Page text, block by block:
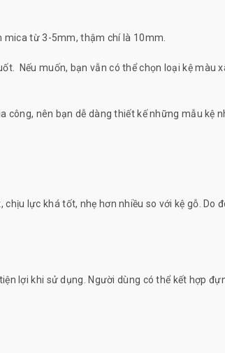
từ 3-5mm, thậm chí là 10mm.
Nếu muốn, bạn vẫn có thể chọn loại kệ màu
công, nên bạn dễ dàng thiết kế những mẫu kệ
lực khá tốt, nhẹ hơn nhiều so với kệ gỗ. Do
lợi khi sử dụng. Người dùng có thể kết hợp